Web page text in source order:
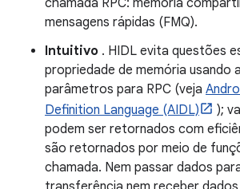
chamada RPC: memória
mensagens rápidas (FMQ).
Intuitivo . HIDL evita questões
propriedade de memória usando
parâmetros para RPC (veja
Definition Language (AIDL)
);
podem ser retornados com
são retornados por meio de
chamada. Nem passar dados